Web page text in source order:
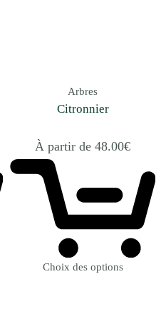
Arbres
Citronnier
À partir de 48.00€
Choix des options